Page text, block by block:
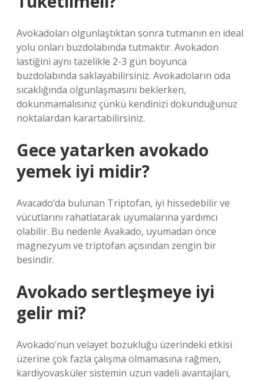
Avokadoları olgunlaştıktan sonra tutmanın en ideal
yolu onları buzdolabında tutmaktır. Avokadon
lastiğini aynı tazelikle 2-3 gün boyunca
buzdolabında saklayabilirsiniz. Avokadoların oda
sıcaklığında olgunlaşmasını beklerken,
dokunmamalısınız çünkü kendinizi dokunduğunuz
noktalardan karartabilirsiniz.
Gece yatarken avokado
yemek iyi midir?
Avacado’da bulunan Triptofan, iyi hissedebilir ve
vücutlarını rahatlatarak uyumalarına yardımcı
olabilir. Bu nedenle Avakado, uyumadan önce
magnezyum ve triptofan açısından zengin bir
besindir.
Avokado sertleşmeye iyi
gelir mi?
Avokado’nun velayet bozukluğu üzerindeki etkisi
üzerine çok fazla çalışma olmamasına rağmen,
kardiyovasküler sistemin uzun vadeli avantajları,